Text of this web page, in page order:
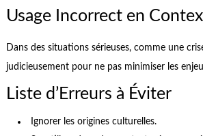
Usage Incorrect en
Dans des situations sérieuses, comme une
judicieusement pour ne pas minimiser les
Liste d’Erreurs à Éviter
Ignorer les origines culturelles.